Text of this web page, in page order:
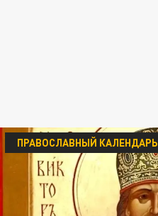
ПРАВОСЛАВНЫЙ КАЛЕНДАРЬ